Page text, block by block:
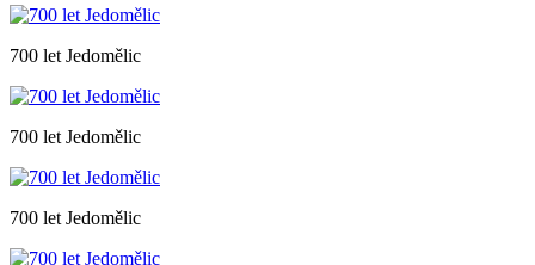
700 let Jedomělic
700 let Jedomělic
700 let Jedomělic